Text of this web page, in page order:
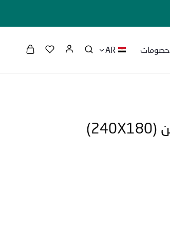
خصومات AR
كوفرته هانيكوم 100% قطن (240X180)